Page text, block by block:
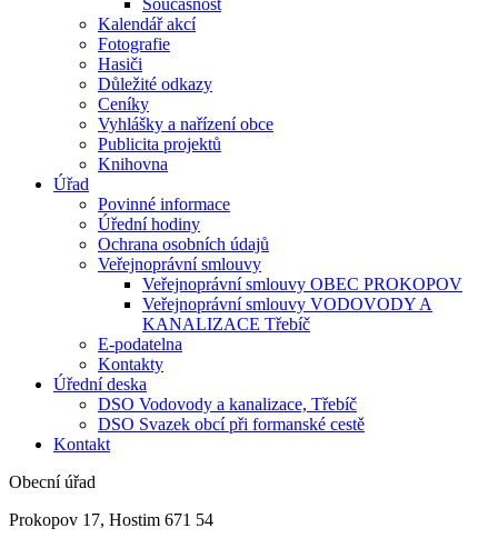
Současnost
Kalendář akcí
Fotografie
Hasiči
Důležité odkazy
Ceníky
Vyhlášky a nařízení obce
Publicita projektů
Knihovna
Úřad
Povinné informace
Úřední hodiny
Ochrana osobních údajů
Veřejnoprávní smlouvy
Veřejnoprávní smlouvy OBEC PROKOPOV
Veřejnoprávní smlouvy VODOVODY A
KANALIZACE Třebíč
E-podatelna
Kontakty
Úřední deska
DSO Vodovody a kanalizace, Třebíč
DSO Svazek obcí při formanské cestě
Kontakt
Obecní úřad
Prokopov 17, Hostim 671 54